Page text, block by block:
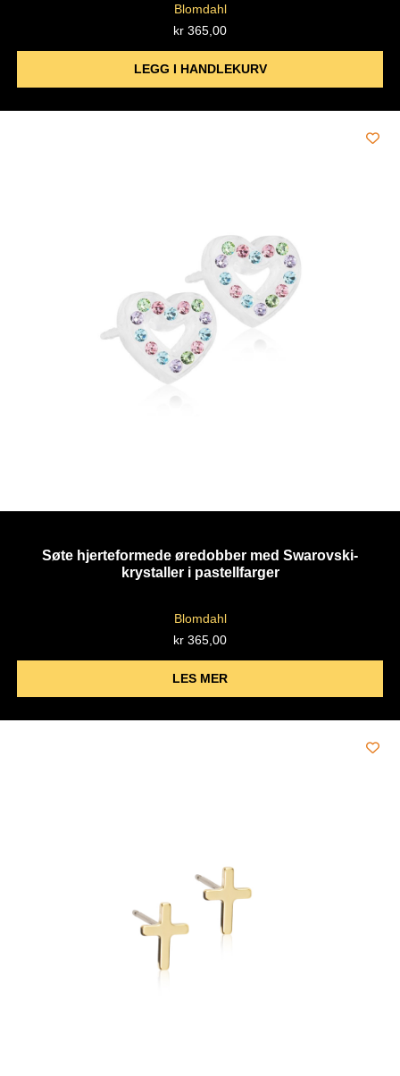
Blomdahl
kr 365,00
LEGG I HANDLEKURV
Søte hjerteformede øredobber med Swarovski-
krystaller i pastellfarger
Blomdahl
kr 365,00
LES MER